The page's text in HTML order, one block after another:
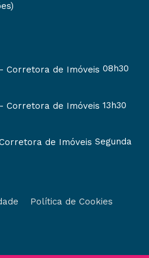
08h30
13h30
Segunda
Política de Cookies